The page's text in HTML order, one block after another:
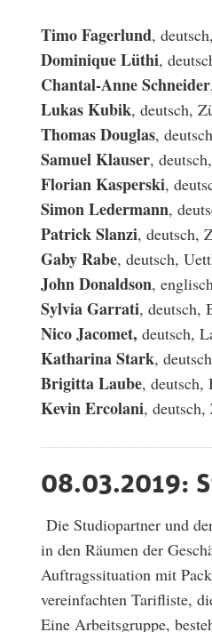
Timo Fagerlund,
Dominique Lüthi,
Chantal-Anne Schneider
Lukas Kubik, deutsch,
Thomas Douglas,
Samuel Klauser,
Florian Kasperski,
Simon Ledermann,
Patrick Slanzi, deutsch,
Gaby Rabe, deutsch,
John Donaldson,
Sylvia Garrati, deutsch,
Nico Jacomet, deutsch,
Katharina Stark,
Brigitta Laube, deutsch,
Kevin Ercolani,
08.03.2019:
Die Studiopartner und
in den Räumen der
Auftragssituation mit
vereinfachten Tarifliste,
Eine Arbeitsgruppe,